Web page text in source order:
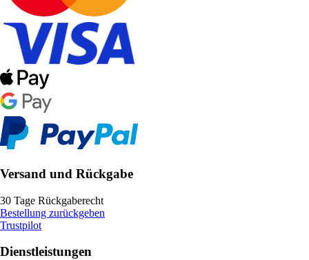
Versand und Rückgabe
30 Tage Rückgaberecht
Bestellung zurückgeben
Trustpilot
Dienstleistungen